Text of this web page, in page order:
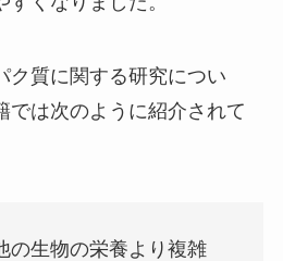
ク質に関する研究につい
では次のように紹介されて
の生物の栄養より複雑